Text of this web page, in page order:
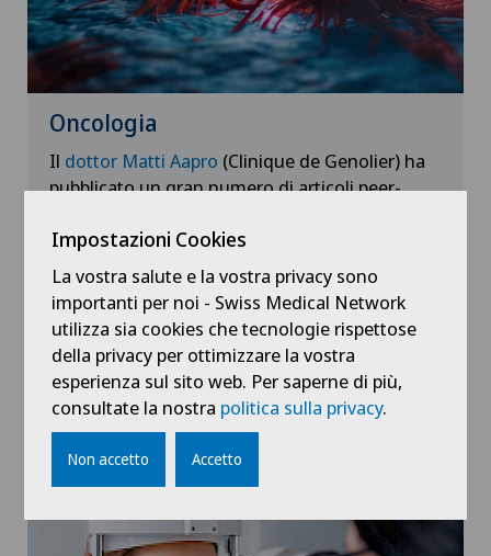
Oncologia
Il dottor Matti Aapro (Clinique de Genolier) ha
pubblicato un gran numero di articoli peer-
suoi numerosi programmi di ricerca in
oncologia geriatrica, gestione del cancro al
seno e cure di supporto testimoniano la sua
esperienza nei protocolli di ricerca clinica e
nelle attività educative
Per saperne di più
Impostazioni Cookies
La vostra salute e la vostra privacy sono
importanti per noi - Swiss Medical Network
utilizza sia cookies che tecnologie rispettose
della privacy per ottimizzare la vostra
esperienza sul sito web. Per saperne di più,
consultate la nostra politica sulla privacy.
Non accetto Accetto